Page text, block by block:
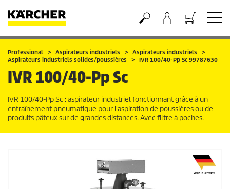
Panier
Professional Aspirateurs industriels
Aspirateurs industriels
Aspirateurs industriels solides/poussières
IVR 100/40-Pp Sc 99787630
IVR 100/40-Pp Sc
IVR 100/40-Pp Sc : aspirateur industriel fonctionnant grâce à un
entraînement pneumatique pour l'aspiration de poussières ou de
produits pâteux sur de grandes distances. Avec filtre à poches.